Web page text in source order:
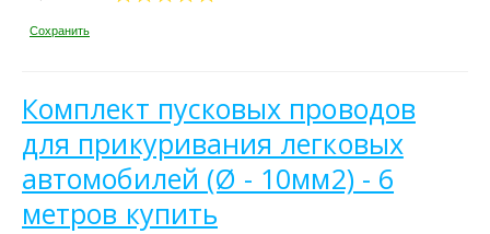
Сохранить
Комплект пусковых проводов
для прикуривания легковых
автомобилей (Ø - 10мм2) - 6
метров купить